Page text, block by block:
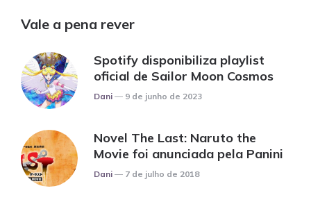
Vale a pena rever
Spotify disponibiliza playlist
oficial de Sailor Moon Cosmos
Posted
Dani 9 de junho de 2023
Novel The Last: Naruto the
Movie foi anunciada pela Panini
Posted
Dani 7 de julho de 2018